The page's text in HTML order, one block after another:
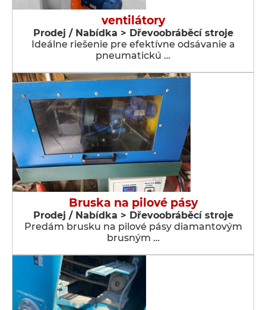
ventilátory
Prodej / Nabídka > Dřevoobráběcí stroje
Ideálne riešenie pre efektívne odsávanie a
pneumatickú …
Bruska na pilové pásy
Prodej / Nabídka > Dřevoobráběcí stroje
Predám brusku na pilové pásy diamantovým
brusným …